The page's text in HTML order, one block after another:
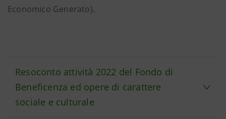
Economico Generato).
Resoconto attività 2022 del Fondo di
Beneficenza ed opere di carattere
sociale e culturale